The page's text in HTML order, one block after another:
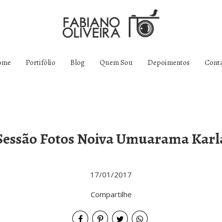
Portifólio Blog Quem Sou Depoimentos
Fotos Noiva Umuarama
17/01/2017
Compartilhe